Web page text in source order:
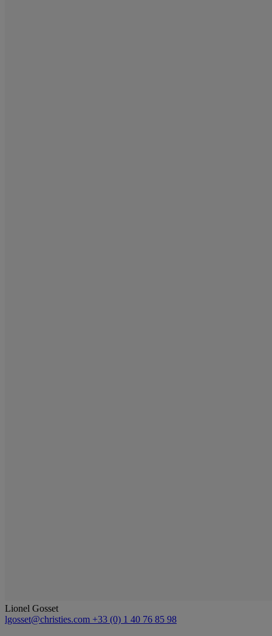
Lionel Gosset
lgosset@christies.com +33 (0) 1 40 76 85 98